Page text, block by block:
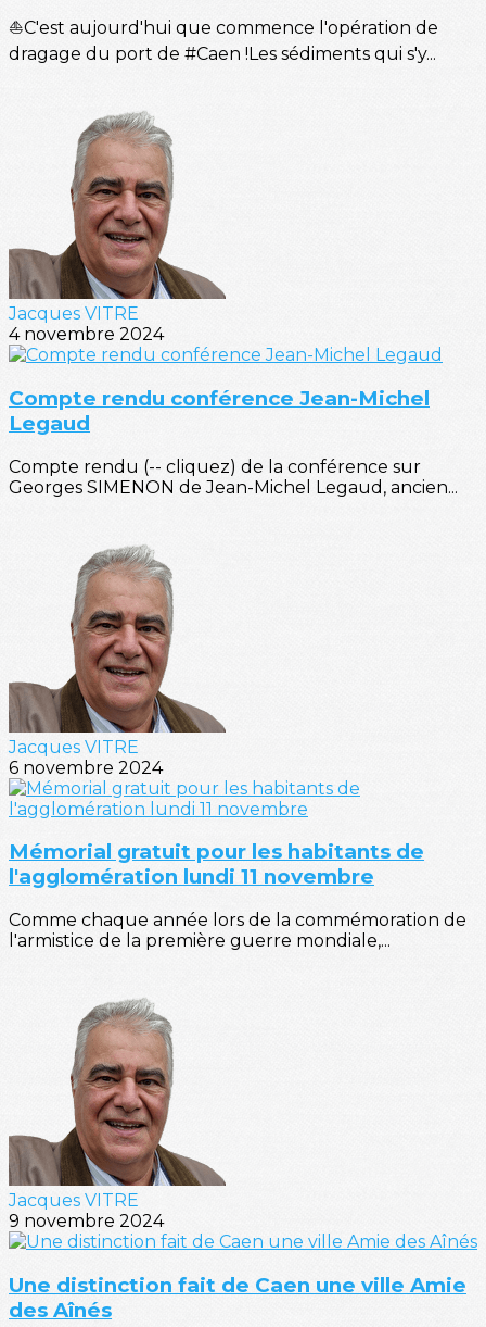
⛵C'est aujourd'hui que commence l'opération de
dragage du port de #Caen !Les sédiments qui s'y...
Jacques VITRE
4 novembre 2024
Compte rendu conférence Jean-Michel
Legaud
Compte rendu (-- cliquez) de la conférence sur
Georges SIMENON de Jean-Michel Legaud, ancien...
Jacques VITRE
6 novembre 2024
Mémorial gratuit pour les habitants de
l'agglomération lundi 11 novembre
Comme chaque année lors de la commémoration de
l'armistice de la première guerre mondiale,...
Jacques VITRE
9 novembre 2024
Une distinction fait de Caen une ville Amie
des Aînés